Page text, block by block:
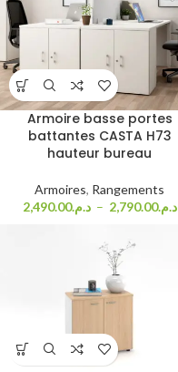
Armoire basse portes
battantes CASTA H73
hauteur bureau
Armoires, Rangements
د.م.2,490.00 – د.م.2,790.00